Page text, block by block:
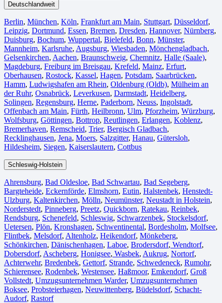
Deutschlandweit
Berlin⁠, München, Köln⁠, Frankfurt am Main, Stuttgart, Düsseldorf,
Leipzig, Dortmund, Essen, Bremen, Dresden, Hannover, Nürnberg,
Duisburg⁠, Bochum, Wuppertal⁠, Bielefeld⁠, Bonn⁠, Münster⁠,
Mannheim, Karlsruhe, Augsburg, Wiesbaden⁠, Mönchengladbach⁠,
Gelsenkirchen⁠, Aachen⁠, Braunschweig, Chemnitz⁠, Halle (Saale)⁠,
Magdeburg, Freiburg im Breisgau⁠, Krefeld⁠, Mainz⁠, Erfurt,
Oberhausen⁠, Rostock⁠, Kassel⁠, Hagen, Potsdam, Saarbrücken⁠,
Hamm, Ludwigshafen am Rhein⁠, Oldenburg (Oldb), Mülheim an
der Ruhr, Osnabrück⁠, Leverkusen, Darmstadt⁠, Heidelberg,
Solingen, Regensburg, Herne⁠, Paderborn, Neuss, Ingolstadt,
Offenbach am Main, Fürth⁠, Heilbronn, Ulm⁠, Pforzheim, Würzburg,
Wolfsburg⁠, Göttingen, Bottrop, Reutlingen, Erlangen⁠, Koblenz,
Bremerhaven⁠, Remscheid, Trier⁠, Bergisch Gladbach,
Recklinghausen, Jena⁠, Moers⁠, Salzgitter⁠, Hanau, Gütersloh,
Hildesheim⁠, Siegen⁠, Kaiserslautern⁠, Cottbus⁠
Schleswig-Holstein
Ahrensburg, Bad Oldesloe, Bad Schwartau, Bad Segeberg,
Bargteheide, Eckernförde, Elmshorn, Eutin, Halstenbek, Henstedt-
Ulzburg, Kaltenkirchen, Mölln, Neumünster, Neustadt in Holstein,
Norderstedt, Pinneberg, Preetz, Quickborn, Ratekau, Reinbek,
Rendsburg, Schenefeld, Schleswig, Schwarzenbek, Stockelsdorf,
Uetersen, Plön, Kronshagen, Schwentinental, Bordesholm, Molfsee,
Flintbek, Melsdorf, Altenholz, Heikendorf, Mönkeberg,
Schönkirchen, Dänischenhagen, Laboe, Brodersdorf, Wendtorf,
Dobersdorf, Ascheberg, Honigsee, Wasbek, Aukrug, Nortorf,
Achterwehr, Bredenbek, Gettorf, Strande, Schwedeneck, Rumohr,
Schierensee, Rodenbek, Westensee, Haßmoor, Emkendorf, Groß
Vollstedt, Umzugsunternehmen Warder, Umzugsunternehmen
Boksee, Probsteierhagen, Neuwittenberg, Büdelsdorf, Schacht-
Audorf, Rastorf